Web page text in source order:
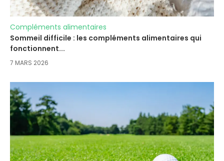
Compléments alimentaires
Sommeil difficile : les compléments alimentaires qui
fonctionnent...
7 MARS 2026